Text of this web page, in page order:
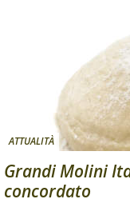
ATTUALITÀ
Grandi Molini
concordato